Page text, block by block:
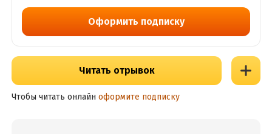
Оформить подписку
Читать отрывок
Чтобы читать онлайн оформите подписку